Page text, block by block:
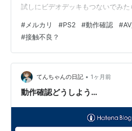
試しにビデオデッキもつないでみた
アダプターキャンセルしようと思っ
ンセルできず… まぁそんなに高くな
ど… この前画面映らなかったのは
疑問に思いながら動作チェック…
ーゼでテストしたんだけど、最初何
た後ブラ…
# メルカリ #PS2 #動作確認 #
#接触不良？
てんちゃんの日記 • 1ヶ月前
動作確認どうしよう…